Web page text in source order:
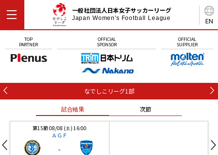
EN
一般社団法人日本女子サッカーリーグ
Japan Women's Football League
TOP
PARTNER
OFFICIAL
SPONSOR
OFFICIAL
SUPPLIER
なでしこリーグ1部
試合結果 次節
第15節 08/08 (土) 16:00
ＡＧＦ
-